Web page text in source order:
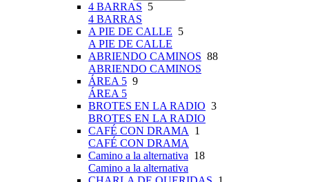
4 BARRAS 5
4 BARRAS
A PIE DE CALLE 5
A PIE DE CALLE
ABRIENDO CAMINOS 88
ABRIENDO CAMINOS
ÁREA 5 9
ÁREA 5
BROTES EN LA RADIO 3
BROTES EN LA RADIO
CAFÉ CON DRAMA
1
CAFÉ CON DRAMA
Camino a la alternativa 18
Camino a la alternativa